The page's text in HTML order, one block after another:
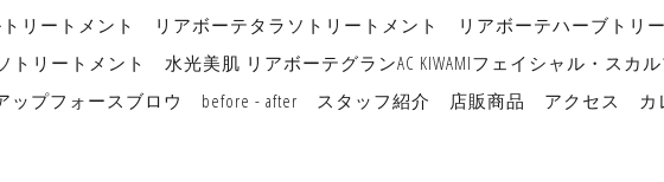
リートメント
リアボーテタラソトリートメント
リアボーテハーブトリ
トリートメント
水光美肌 リアボーテグランAC KIWAMIフェイシャル・スカ
ップフォースブロウ
before - after スタッフ紹介 店販商品 アクセス カ